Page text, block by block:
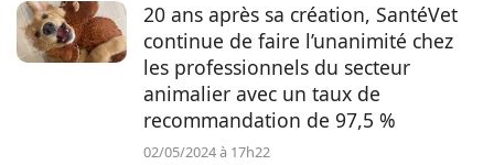
20 ans après sa création, SantéVet
continue de faire l’unanimité chez
les professionnels du secteur
animalier avec un taux de
recommandation de 97,5 %
02/05/2024 à 17h22